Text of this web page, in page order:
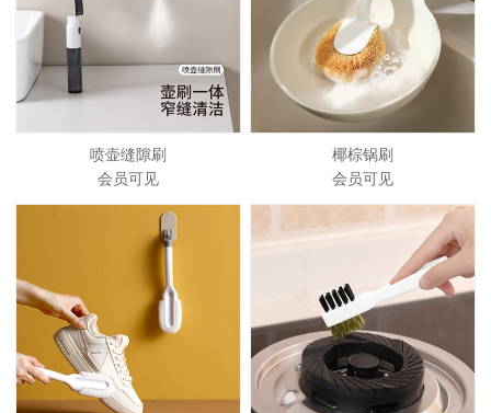
喷壶缝隙刷
会员可见
椰棕锅刷
会员可见